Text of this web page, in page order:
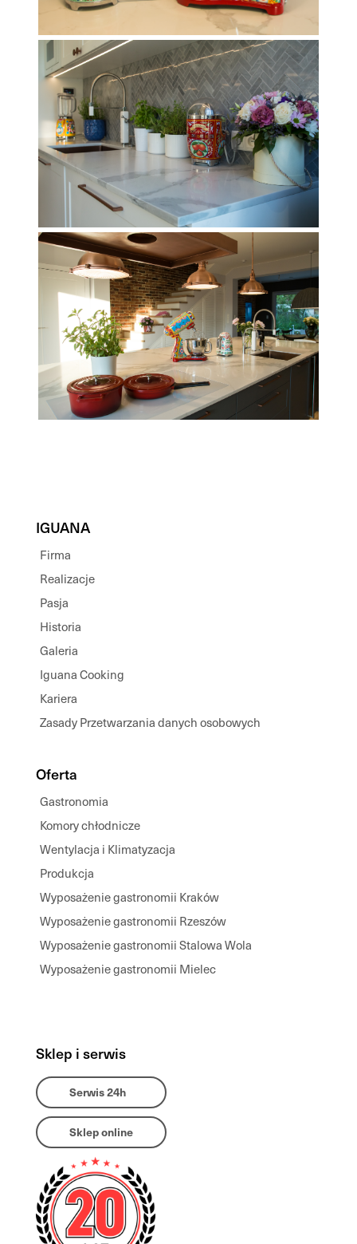
IGUANA
Firma
Realizacje
Pasja
Historia
Galeria
Iguana Cooking
Kariera
Zasady Przetwarzania danych osobowych
Oferta
Gastronomia
Komory chłodnicze
Wentylacja i Klimatyzacja
Produkcja
Wyposażenie gastronomii Kraków
Wyposażenie gastronomii Rzeszów
Wyposażenie gastronomii Stalowa Wola
Wyposażenie gastronomii Mielec
Sklep i serwis
Serwis 24h
Sklep online